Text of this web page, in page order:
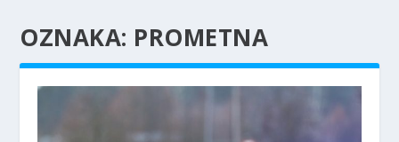
OZNAKA: PROMETNA